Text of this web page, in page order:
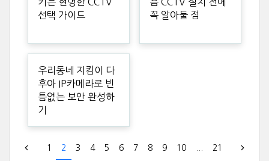
키는 현명한 CCTV
선택 가이드
음 CCTV 설치 전에
꼭 알아둘 점
우리동네 지킴이 다
후아 IP카메라로 빈
틈없는 보안 완성하
기
1 2 3 4 5 6 7 8 9 10 21